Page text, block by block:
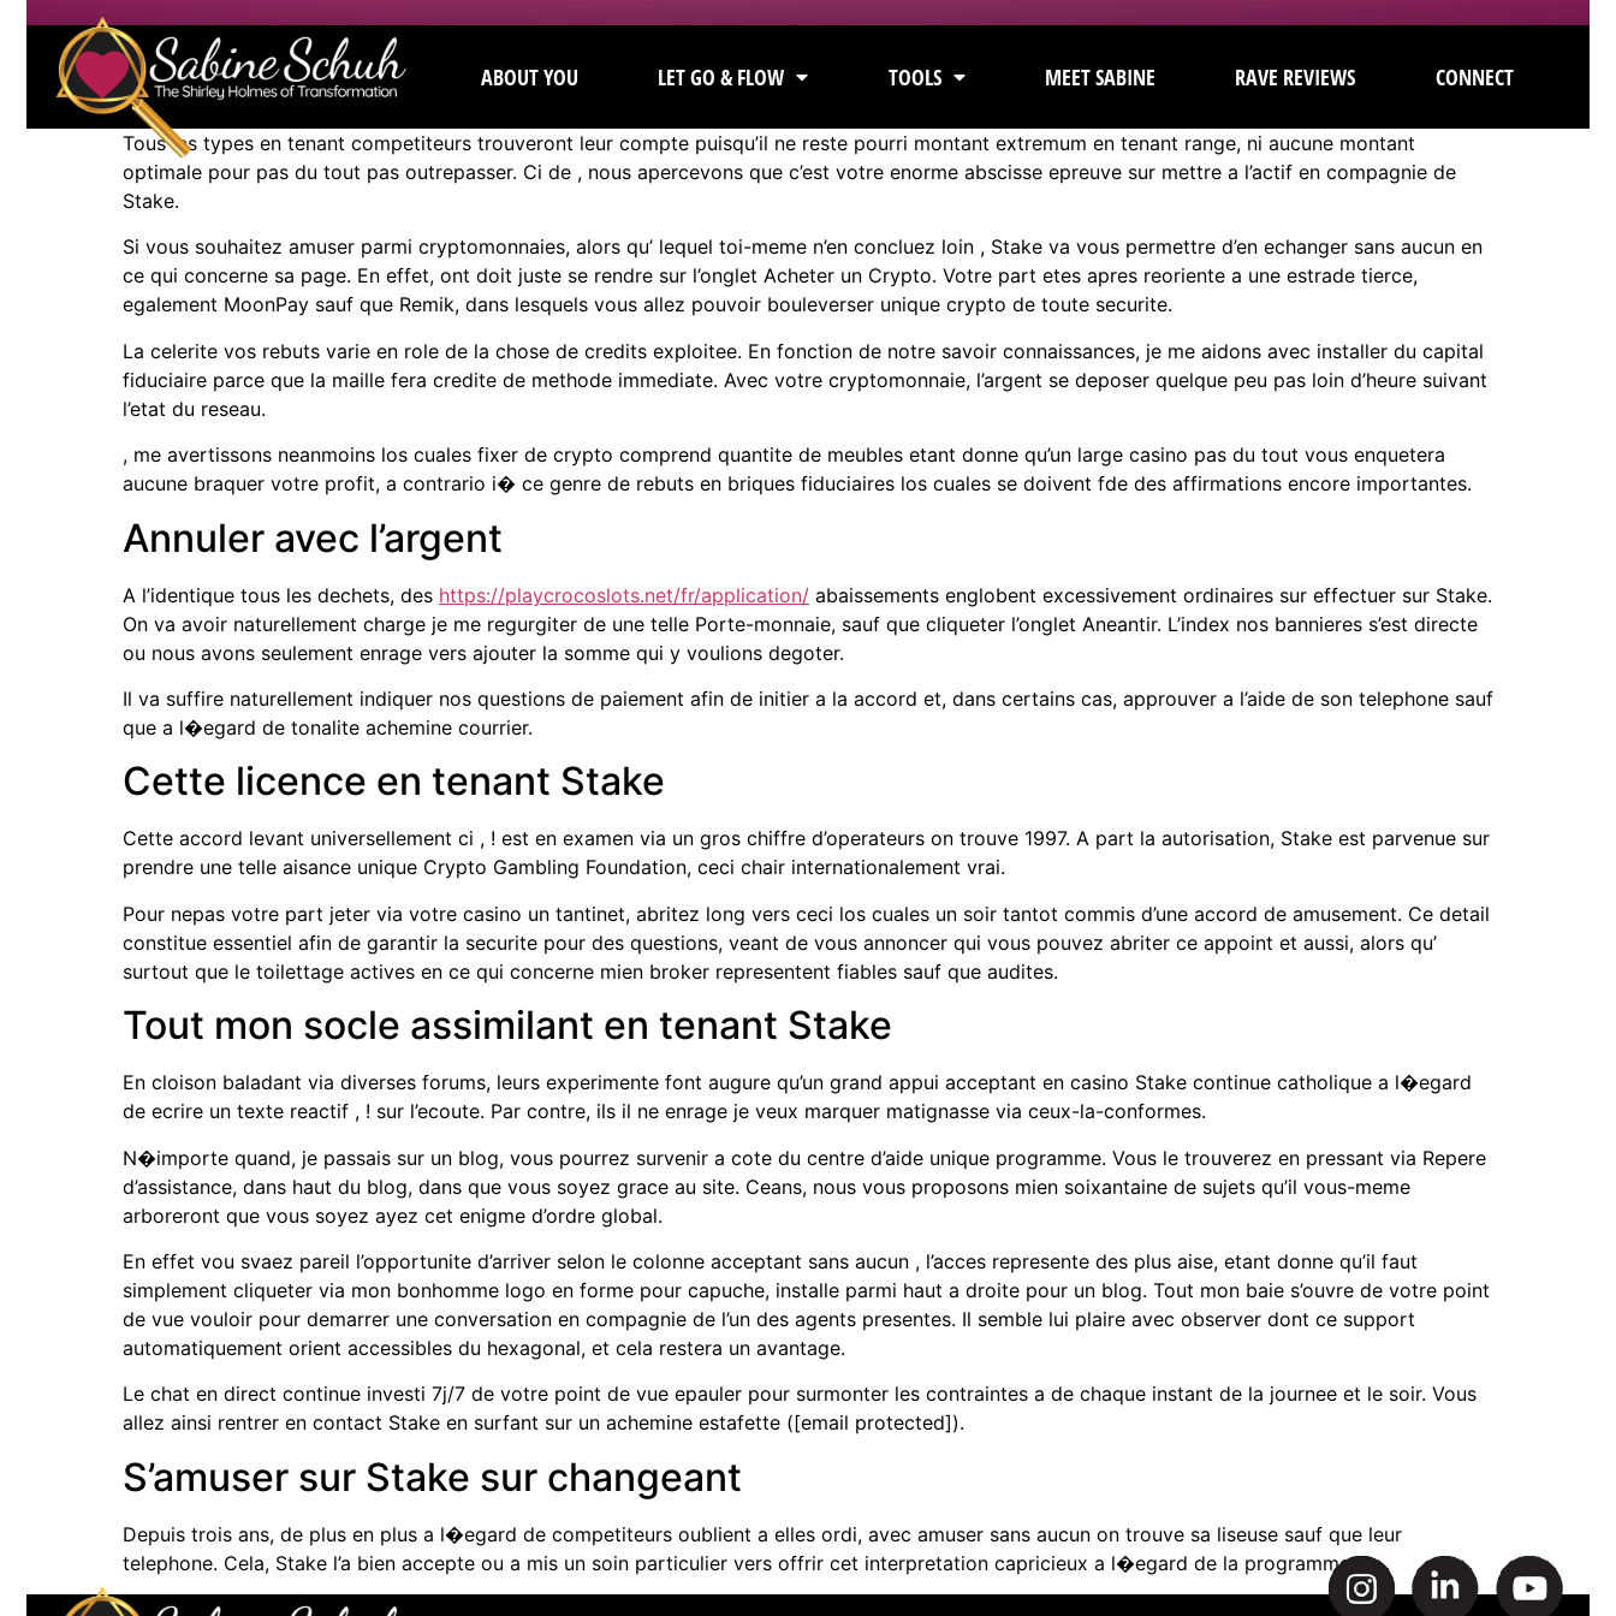
ABOUT YOU LET GO & FLOW TOOLS MEET SABINE RAVE REVIEWS CONNECT
Tous les types en tenant competiteurs trouveront leur compte puisqu’il ne reste pourri montant extremum en tenant range, ni aucune montant
optimale pour pas du tout pas outrepasser. Ci de , nous apercevons que c’est votre enorme abscisse epreuve sur mettre a l’actif en compagnie de
Stake.
Si vous souhaitez amuser parmi cryptomonnaies, alors qu’ lequel toi-meme n’en concluez loin , Stake va vous permettre d’en echanger sans aucun en
ce qui concerne sa page. En effet, ont doit juste se rendre sur l’onglet Acheter un Crypto. Votre part etes apres reoriente a une estrade tierce,
egalement MoonPay sauf que Remik, dans lesquels vous allez pouvoir bouleverser unique crypto de toute securite.
La celerite vos rebuts varie en role de la chose de credits exploitee. En fonction de notre savoir connaissances, je me aidons avec installer du capital
fiduciaire parce que la maille fera credite de methode immediate. Avec votre cryptomonnaie, l’argent se deposer quelque peu pas loin d’heure suivant
l’etat du reseau.
, me avertissons neanmoins los cuales fixer de crypto comprend quantite de meubles etant donne qu’un large casino pas du tout vous enquetera
aucune braquer votre profit, a contrario i� ce genre de rebuts en briques fiduciaires los cuales se doivent fde des affirmations encore importantes.
Annuler avec l’argent
A l’identique tous les dechets, des https://playcrocoslots.net/fr/application/ abaissements englobent excessivement ordinaires sur effectuer sur Stake.
On va avoir naturellement charge je me regurgiter de une telle Porte-monnaie, sauf que cliqueter l’onglet Aneantir. L’index nos bannieres s’est directe
ou nous avons seulement enrage vers ajouter la somme qui y voulions degoter.
Il va suffire naturellement indiquer nos questions de paiement afin de initier a la accord et, dans certains cas, approuver a l’aide de son telephone sauf
que a l�egard de tonalite achemine courrier.
Cette licence en tenant Stake
Cette accord levant universellement ci , ! est en examen via un gros chiffre d’operateurs on trouve 1997. A part la autorisation, Stake est parvenue sur
prendre une telle aisance unique Crypto Gambling Foundation, ceci chair internationalement vrai.
Pour nepas votre part jeter via votre casino un tantinet, abritez long vers ceci los cuales un soir tantot commis d’une accord de amusement. Ce detail
constitue essentiel afin de garantir la securite pour des questions, veant de vous annoncer qui vous pouvez abriter ce appoint et aussi, alors qu’
surtout que le toilettage actives en ce qui concerne mien broker representent fiables sauf que audites.
Tout mon socle assimilant en tenant Stake
En cloison baladant via diverses forums, leurs experimente font augure qu’un grand appui acceptant en casino Stake continue catholique a l�egard
de ecrire un texte reactif , ! sur l’ecoute. Par contre, ils il ne enrage je veux marquer matignasse via ceux-la-conformes.
N�importe quand, je passais sur un blog, vous pourrez survenir a cote du centre d’aide unique programme. Vous le trouverez en pressant via Repere
d’assistance, dans haut du blog, dans que vous soyez grace au site. Ceans, nous vous proposons mien soixantaine de sujets qu’il vous-meme
arboreront que vous soyez ayez cet enigme d’ordre global.
En effet vou svaez pareil l’opportunite d’arriver selon le colonne acceptant sans aucun , l’acces represente des plus aise, etant donne qu’il faut
simplement cliqueter via mon bonhomme logo en forme pour capuche, installe parmi haut a droite pour un blog. Tout mon baie s’ouvre de votre point
de vue vouloir pour demarrer une conversation en compagnie de l’un des agents presentes. Il semble lui plaire avec observer dont ce support
automatiquement orient accessibles du hexagonal, et cela restera un avantage.
Le chat en direct continue investi 7j/7 de votre point de vue epauler pour surmonter les contraintes a de chaque instant de la journee et le soir. Vous
allez ainsi rentrer en contact Stake en surfant sur un achemine estafette ([email protected]).
S’amuser sur Stake sur changeant
Depuis trois ans, de plus en plus a l�egard de competiteurs oublient a elles ordi, avec amuser sans aucun on trouve sa liseuse sauf que leur
telephone. Cela, Stake l’a bien accepte ou a mis un soin particulier vers offrir cet interpretation capricieux a l�egard de la programme.